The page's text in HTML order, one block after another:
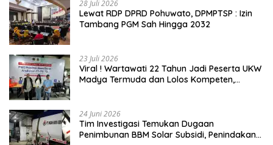
28 Juli 2026
Lewat RDP DPRD Pohuwato, DPMPTSP : Izin
Tambang PGM Sah Hingga 2032
23 Juli 2026
Viral ! Wartawati 22 Tahun Jadi Peserta UKW
Madya Termuda dan Lolos Kompeten,
24 Juni 2026
Tim Investigasi Temukan Dugaan
Penimbunan BBM Solar Subsidi, Penindakan